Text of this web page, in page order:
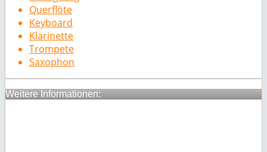
Querflöte
Keyboard
Klarinette
Trompete
Saxophon
Weitere Informationen: